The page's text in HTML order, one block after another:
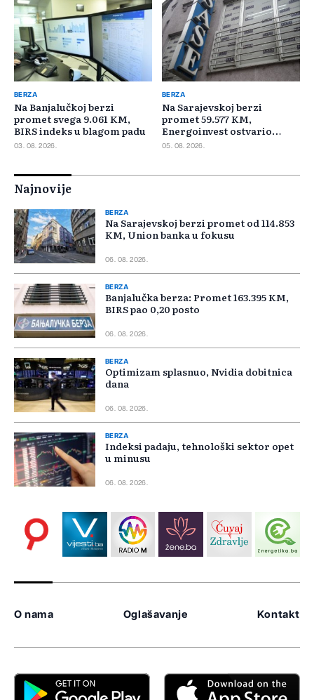
BERZA
Na Banjalučkoj berzi
promet svega 9.061 KM,
BIRS indeks u blagom padu
03. 08. 2026.
BERZA
Na Sarajevskoj berzi
promet 59.577 KM,
Energoinvest ostvario
najveći promet
05. 08. 2026.
Najnovije
BERZA
Na Sarajevskoj berzi promet od 114.853
KM, Union banka u fokusu
06. 08. 2026.
BERZA
Banjalučka berza: Promet 163.395 KM,
BIRS pao 0,20 posto
06. 08. 2026.
BERZA
Optimizam splasnuo, Nvidia dobitnica
dana
06. 08. 2026.
BERZA
Indeksi padaju, tehnološki sektor opet
u minusu
06. 08. 2026.
O nama Oglašavanje Kontakt